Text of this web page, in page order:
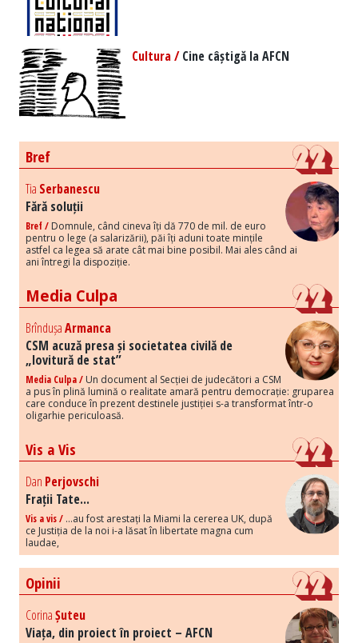
Cultura /Cine câștigă la AFCN
Bref
Tia Serbanescu
Fără soluții
Bref / Domnule, când cineva îți dă 770 de mil. de euro
pentru o lege (a salarizării), păi îți aduni toate mințile
astfel ca legea să arate cât mai bine posibil. Mai ales când ai
ani întregi la dispoziție.
Media Culpa
BrîndușaArmanca
CSM acuză presa și societatea civilă de
„lovitură de stat”
Media Culpa / Un document al Secției de judecători a CSM
a pus în plină lumină o realitate amară pentru democrație: gruparea
care conduce în prezent destinele justiției s-a transformat într-o
oligarhie periculoasă.
Vis a Vis
Dan Perjovschi
Frații Tate...
Vis a vis / ...au fost arestați la Miami la cererea UK, după
ce Justiția de la noi i-a lăsat în libertate magna cum
laudae,
Opinii
CorinaȘuteu
Viața, din proiect în proiect – AFCN